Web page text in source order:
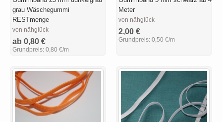
grau Wäschegummi
RESTmenge
von nähglück
ab 0,80 €
Grundpreis: 0,80 €/m
Meter
von nähglück
2,00 €
Grundpreis: 0,50 €/m